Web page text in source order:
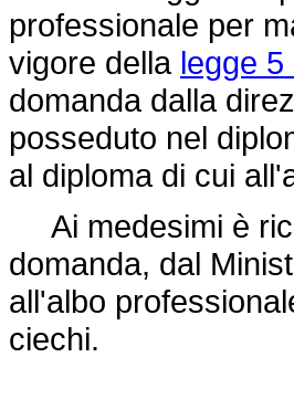
professionale per
vigore della legge
domanda dalla
posseduto nel
al diploma di cui
Ai medesimi è
domanda, dal
all'albo
ciechi.